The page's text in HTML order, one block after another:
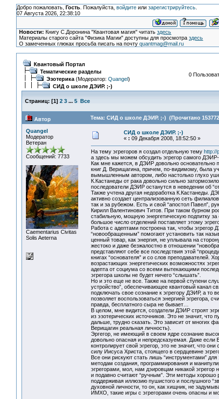
Добро пожаловать, Гость. Пожалуйста, войдитеили зарегистрируйтесь.
07 Августа 2026, 22:38:10
Новости: Книгу С.Доронина "Квантовая магия" читатьздесь
Материалы старого сайта "Физика Магии" доступны для просмотраздесь
О замеченных глюках просьба писать на почтуquantmag@mail.ru
Квантовый Портал
Тематические разделы
Эзотерика(Модератор: Quangel)
СИД о школе ДЭИР. ;-)
0
Страниц: [1] 2 3 ... 5 Все
Автор Тема: СИД о школе ДЭИР. ;-) (Прочитано
Quangel
Модератор
Ветеран
Сообщений: 7733
Сaementarius Civitas
Solis Aeterna
СИД о школе ДЭИР. ;-)
« : 09 Декабря 2008, 18:52:50 »
На тему эгрегоров я создал отдельную тему http://
а здесь мы можем обсудить эгрегор самого
Как мне кажется, в ДЭИР довольно основательно
книг Д. Верищагина, причем, по-видимому, была
вымышленным автором, либо настолько глухо
К.Кастанеды от рака довольно сильно
последователи ДЭИР останутся в неведении об
Также учтена другая недоработка К.Кастанеды.
активно создает централизованную сеть
так и за рубежом. Есть и свой “апостол Павел”,
Кирилл Валентинович Титов. При таком бурном
стабильную, мощную энергетическую подпитку
большое число отделений поставляет этому
Работа с адептами построена так, чтобы
“новообращенным” помогают установить так
ценный товар, как энергия, не уплывала на
жестоко и даже безжалостно в отношении
представляют себе все последствия этой
книгах “основателя” и со слов преподавателей.
возрастающих энергетических возможностях
адепта от социума со всеми вытекающими
эгрегора школы не будет ничего “слышать”.
Но и это еще не все. Также на первой ступени
устройство”, обеспечивающее квантовый канал
подключать свое сознание к эгрегору ДЭИР, а то
позволяет воспользоваться энергией эгрегора,
правда, бесплатного сыра не бывает…
В целом, мне видится, создатели ДЭИР строят
из эзотерических источников. Это не значит,
дальше, трудно сказать. Это зависит от многих
Верищагин реальная личность).
Эргегор, не имеющий в своем ядре сознание
довольно опасная и непредсказуемая. Даже если
контролирует свой эгрегор, это не значит, что
силу Иисуса Христа, стоящего в сердцевине
Все они рискуют стать лишь “инструментами”
методам создания, программирования и
эгрегорами, мол, нам дэировцам никакой
и подавно считают “ручным”. Эти методы хорошо
поддерживая иллюзию пушистого и послушного
духовной личности, то он, как хищник, не
ИМХО, такие игры с эгрегорами очень опасны и